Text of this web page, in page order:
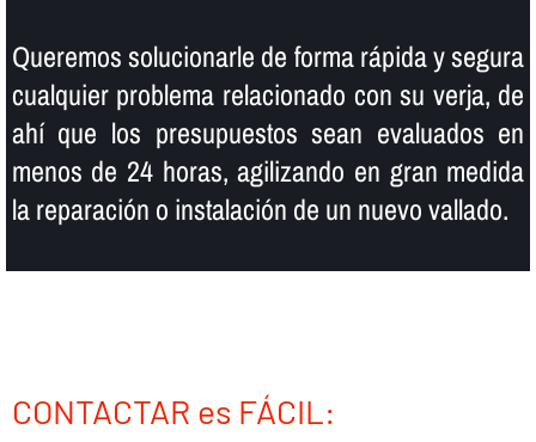
Queremos solucionarle de forma rápida y segura
cualquier problema relacionado con su verja, de
ahí­ que los presupuestos sean evaluados en
menos de 24 horas, agilizando en gran medida
la reparación o instalación de un nuevo vallado.
CONTACTAR es FÁCIL: